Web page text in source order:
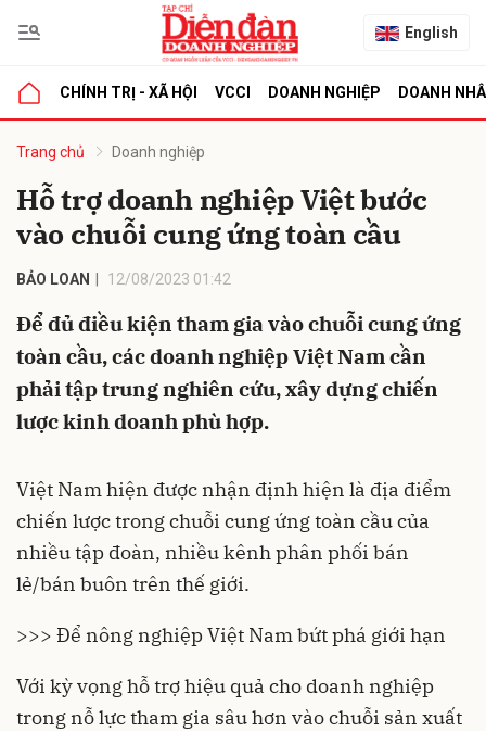
English
CHÍNH TRỊ - XÃ HỘI VCCI DOANH NGHIỆP DOANH
Trang chủ Doanh nghiệp
Hỗ trợ doanh nghiệp Việt bước
vào chuỗi cung ứng toàn cầu
BẢO LOAN 12/08/2023 01:42
Để đủ điều kiện tham gia vào chuỗi cung ứng
toàn cầu, các doanh nghiệp Việt Nam cần
phải tập trung nghiên cứu, xây dựng chiến
lược kinh doanh phù hợp.
Việt Nam hiện được nhận định hiện là địa điểm
chiến lược trong chuỗi cung ứng toàn cầu của
nhiều tập đoàn, nhiều kênh phân phối bán
lẻ/bán buôn trên thế giới.
>>> Để nông nghiệp Việt Nam bứt phá giới hạn
Với kỳ vọng hỗ trợ hiệu quả cho doanh nghiệp
trong nỗ lực tham gia sâu hơn vào chuỗi sản xuất
luận
Hủy